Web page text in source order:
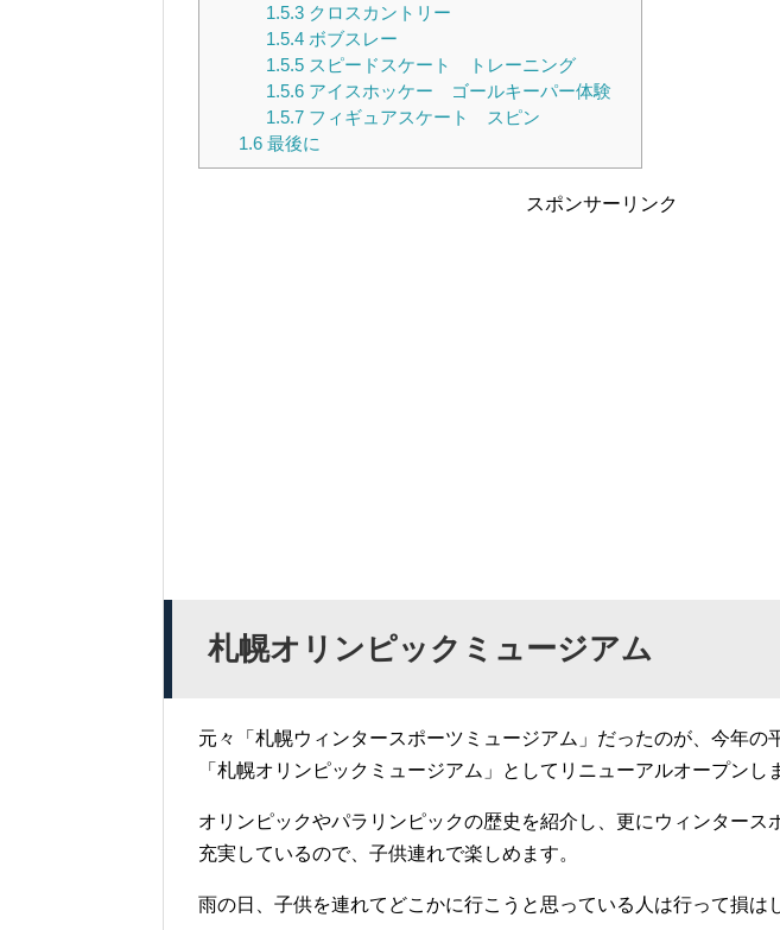
1.5.3クロスカントリー
1.5.4ボブスレー
1.5.5スピードスケート トレーニング
1.5.6アイスホッケー ゴールキーパー体験
1.5.7フィギュアスケート スピン
1.6最後に
スポンサーリンク
札幌オリンピックミュージアム
元々「札幌ウィンタースポーツミュージアム」だったのが、今年の
「札幌オリンピックミュージアム」としてリニューアルオープンし
オリンピックやパラリンピックの歴史を紹介し、更にウィンタース
充実しているので、子供連れで楽しめます。
雨の日、子供を連れてどこかに行こうと思っている人は行って損は